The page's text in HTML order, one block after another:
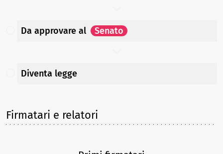
Da approvare al Senato
Diventa legge
Firmatari e relatori